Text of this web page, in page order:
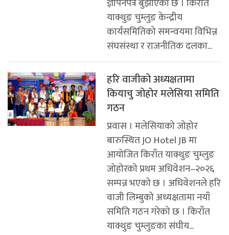
ज्ञापनपत्र बुझाएको छ । किरात
याक्थुङ चुम्लुङ केन्द्रीय
कार्यसमितिको समन्वयमा विभिन्न
संघसंस्था र राजनीतिक दलका...
हरि वाजीको अध्यक्षतामा
कियाचु जोहोर मलेसिया समिति
गठन
प्रवास । मलेसियाको जोहोर
बारुस्थित JO Hotel JB मा
आयोजित किराँत याक्थुङ चुम्लुङ
जोहोरको प्रथम अधिवेशन–२०२६
सम्पन्न भएको छ । अधिवेशनले हरि
वाजी लिम्बुको अध्यक्षतामा नयाँ
समिति गठन गरेको छ । किराँत
याक्थुङ चुम्लुङका संघीय...